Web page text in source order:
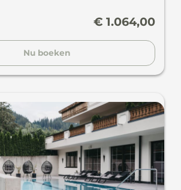
€ 1.064,00
Nu boeken